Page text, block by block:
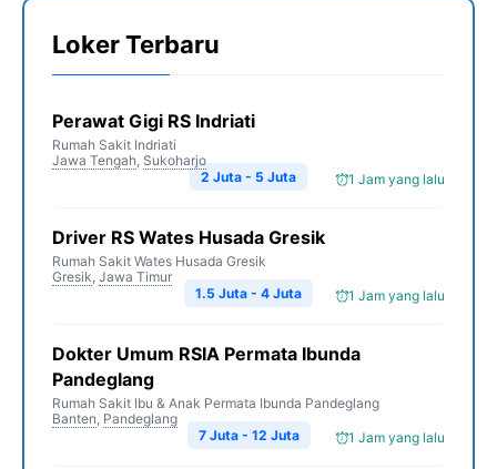
Loker Terbaru
Perawat Gigi RS Indriati
Rumah Sakit Indriati
Jawa Tengah, Sukoharjo
1 Jam yang lalu
2 Juta - 5 Juta
Driver RS Wates Husada Gresik
Rumah Sakit Wates Husada Gresik
Gresik, Jawa Timur
1 Jam yang lalu
1.5 Juta - 4 Juta
Dokter Umum RSIA Permata Ibunda
Pandeglang
Rumah Sakit Ibu & Anak Permata Ibunda Pandeglang
Banten, Pandeglang
1 Jam yang lalu
7 Juta - 12 Juta